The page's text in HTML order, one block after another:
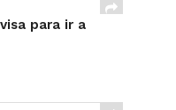
para ir a